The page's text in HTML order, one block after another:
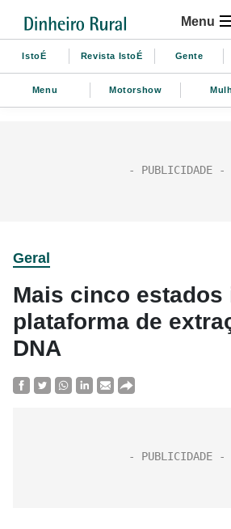
Menu
IstoÉ Revista IstoÉ Gente
Menu Motorshow
Geral
Mais cinco estados
plataforma de
DNA